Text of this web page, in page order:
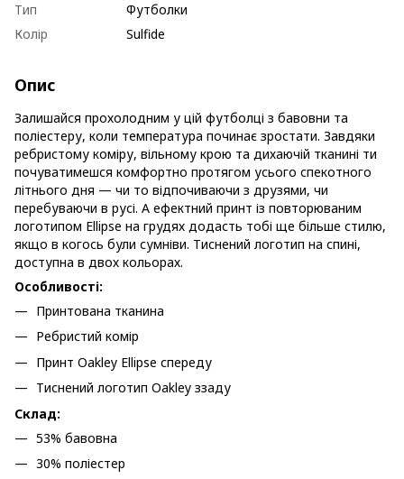
Тип
Футболки
Колір
Sulfide
Опис
Залишайся прохолодним у цій футболці з бавовни та
поліестеру, коли температура починає зростати. Завдяки
ребристому коміру, вільному крою та дихаючій тканині ти
почуватимешся комфортно протягом усього спекотного
літнього дня — чи то відпочиваючи з друзями, чи
перебуваючи в русі. А ефектний принт із повторюваним
логотипом Ellipse на грудях додасть тобі ще більше стилю,
якщо в когось були сумніви. Тиснений логотип на спині,
доступна в двох кольорах.
Особливості:
Принтована тканина
Ребристий комір
Принт Oakley Ellipse спереду
Тиснений логотип Oakley ззаду
Склад:
53% бавовна
30% поліестер